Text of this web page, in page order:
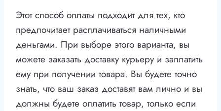
Этот способ оплаты подходит для тех, кто
предпочитает расплачиваться наличными
деньгами. При выборе этого варианта, вы
можете заказать доставку курьеру и заплатить
ему при получении товара. Вы будете точно
знать, что ваш заказ доставят вам лично и вы
должны будете оплатить товар, только если